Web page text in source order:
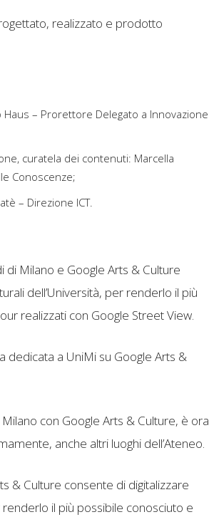
realizzato e prodotto
– Prorettore Delegato a Innovazione
curatela dei contenuti: Marcella
Conoscenze;
– Direzione ICT.
di Milano e Google Arts & Culture
dell’Università, per renderlo il più
realizzati con Google Street View.
dedicata a UniMi su Google Arts &
con Google Arts & Culture, è ora
anche altri luoghi dell’Ateneo.
& Culture consente di digitalizzare
renderlo il più possibile conosciuto e